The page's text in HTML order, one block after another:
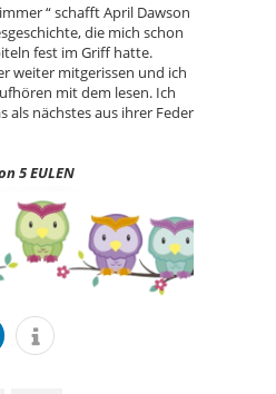
“ schafft April Dawson
die mich schon
fest im Griff hatte.
weiter mitgerissen und ich
mit dem lesen. Ich
als nächstes aus ihrer Feder
5 EULEN